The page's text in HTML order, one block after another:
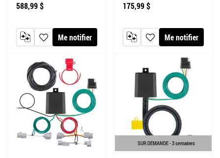
588,99 $
Me notifier
AJOUTER À MA LISTE DE SOUHAITS
AJOUTER AU COMPARATEUR
175,99 $
Me notifier
AJOUTER À MA LISTE DE
AJOUTER AU COMPARATEUR
SUR DEMANDE - 3 semaines